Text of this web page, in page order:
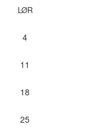
LØR
4
11
18
25